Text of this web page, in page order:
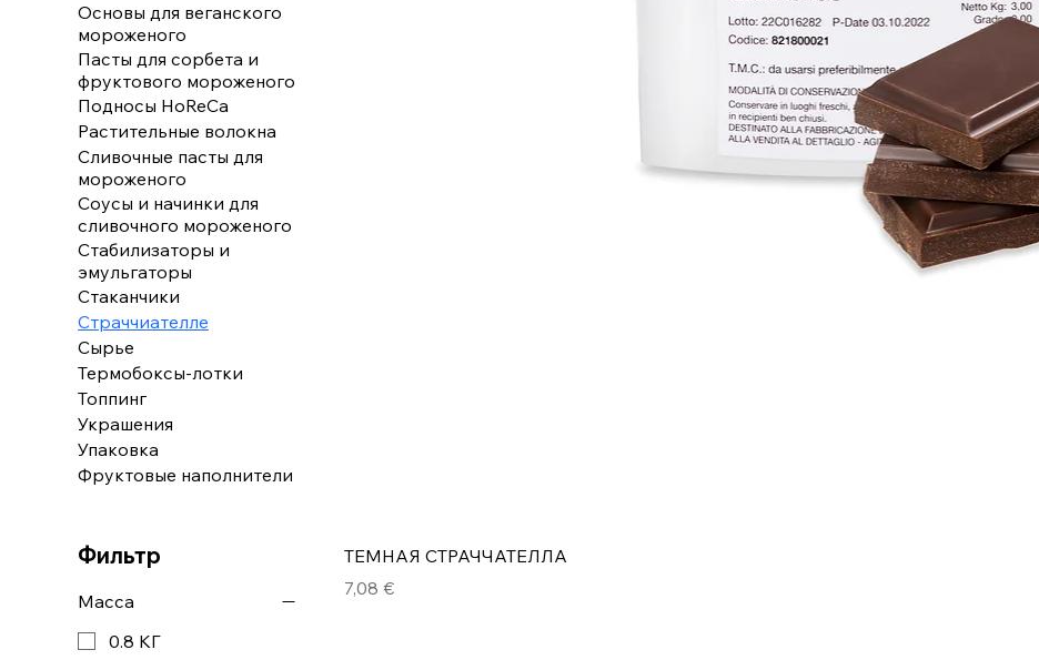
Основы для веганского
мороженого
Пасты для сорбета и
фруктового мороженого
Подносы HoReCa
Растительные волокна
Сливочные пасты для
мороженого
Соусы и начинки для
сливочного мороженого
Стабилизаторы и
эмульгаторы
Стаканчики
Страччиателле
Сырье
Термобоксы-лотки
Топпинг
Украшения
Упаковка
Фруктовые наполнители
Фильтр
Масса
0.8 КГ
ТЕМНАЯ СТРАЧЧАТЕЛЛА
Цена
7,08 €